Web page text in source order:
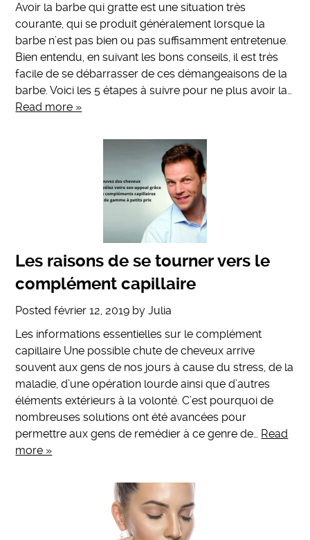
Avoir la barbe qui gratte est une situation très
courante, qui se produit généralement lorsque la
barbe n’est pas bien ou pas suffisamment entretenue.
Bien entendu, en suivant les bons conseils, il est très
facile de se débarrasser de ces démangeaisons de la
barbe. Voici les 5 étapes à suivre pour ne plus avoir la…
Read more »
Les raisons de se tourner vers le
complément capillaire
Postedfévrier 12, 2019 byJulia
Les informations essentielles sur le complément
capillaire Une possible chute de cheveux arrive
souvent aux gens de nos jours à cause du stress, de la
maladie, d’une opération lourde ainsi que d’autres
éléments extérieurs à la volonté. C’est pourquoi de
nombreuses solutions ont été avancées pour
permettre aux gens de remédier à ce genre de… Read
more »